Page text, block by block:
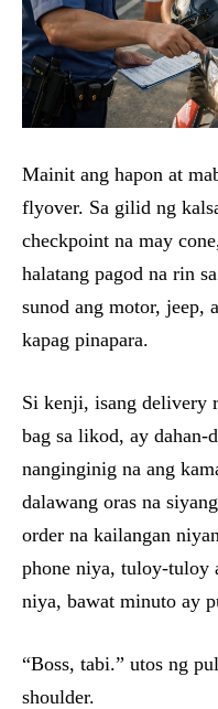
Mainit ang hapon at
flyover. Sa gilid ng
checkpoint na may
halatang pagod na rin
sunod ang motor, jeep,
kapag pinapara.
Si kenji, isang delivery
bag sa likod, ay dahan-
nanginginig na ang
dalawang oras na
order na kailangan
phone niya, tuloy-tuloy
niya, bawat minuto ay
“Boss, tabi.” utos ng
shoulder.